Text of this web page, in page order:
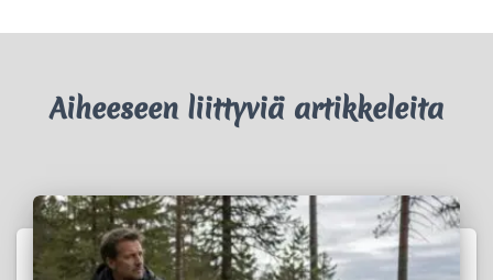
Aiheeseen liittyviä artikkeleita